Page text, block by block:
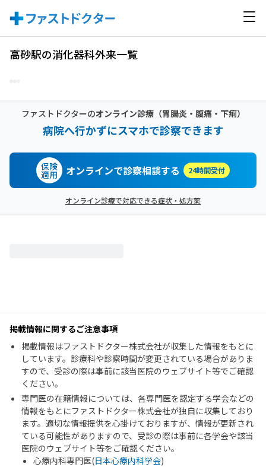
高砂駅の消化器科外来一覧
ファストドクターのオンライン診療（胃腸炎・腹痛・下痢）
病院へ行かずにスマホで診察できます
保険
適用 オンラインで診察相談する 24時間受付
オンライン診療で対応できる症状・処方薬
掲載情報に関するご注意事項
掲載情報はファストドクター株式会社が収集した情報をもとに
しています。診療科や診察時間が変更されている場合がありま
すので、受診の際は事前に該当医院のウェブサイト等でご確認
ください。
専門医の在籍情報については、各専門医を認定する学会などの
情報をもとにファストドクター株式会社が独自に収集しており
ます。適切な情報提供を心掛けておりますが、情報が更新され
ている可能性がありますので、受診の際は事前に各学会や該当
医院のウェブサイト等をご確認ください。
心療内科専門医(日本心療内科学会)